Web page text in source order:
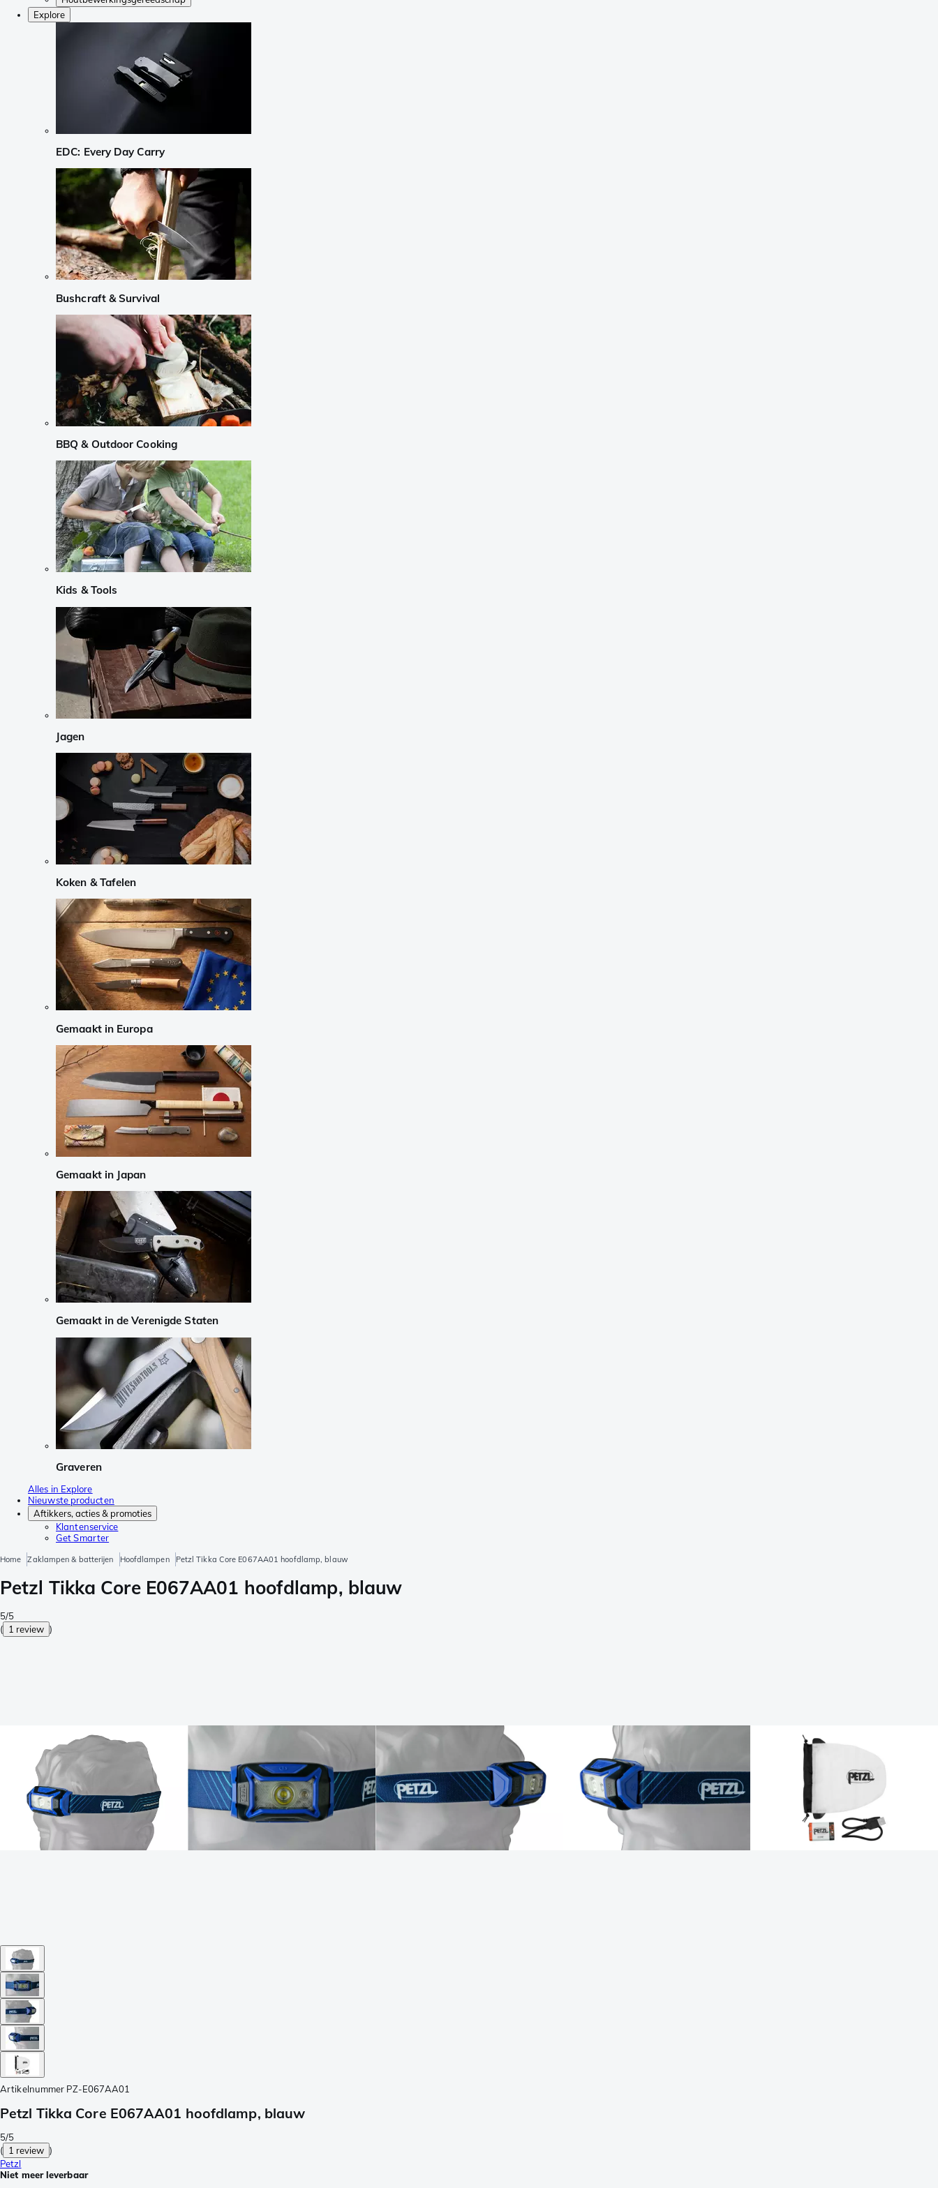
Explore
EDC: Every Day Carry
Bushcraft & Survival
BBQ & Outdoor Cooking
Kids & Tools
Jagen
Koken & Tafelen
Gemaakt in Europa
Gemaakt in Japan
Gemaakt in de Verenigde Staten
Graveren
Alles in Explore
Nieuwste producten
Aftikkers, acties & promoties
Klantenservice
Get Smarter
Home Zaklampen & batterijen Hoofdlampen Petzl Tikka Core E067AA01 hoofdlamp, blauw
Petzl Tikka Core E067AA01 hoofdlamp, blauw
5/5
( 1 review )
Artikelnummer PZ-E067AA01
Petzl Tikka Core E067AA01 hoofdlamp, blauw
5/5
( 1 review )
Petzl
Niet meer leverbaar